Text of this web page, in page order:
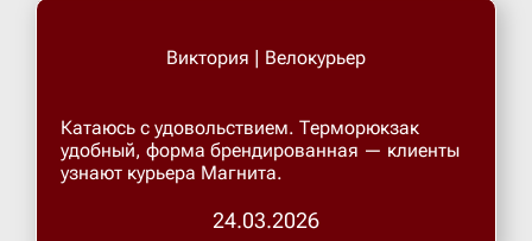
Виктория | Велокурьер
Катаюсь с удовольствием. Терморюкзак
удобный, форма брендированная — клиенты
узнают курьера Магнита.
24.03.2026